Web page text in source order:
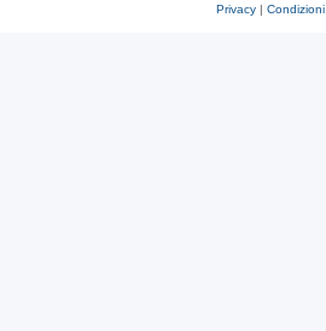
Privacy | Condizioni